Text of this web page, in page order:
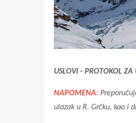
USLOVI - PROTOKOL
NAPOMENA:
ulazak u R. Grčku, kao i